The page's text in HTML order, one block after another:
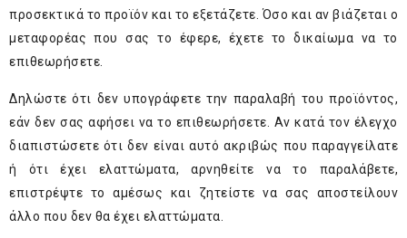
προσεκτικά το προϊόν και το εξετάζετε. Όσο και αν βιάζεται ο
μεταφορέας που σας το έφερε, έχετε το δικαίωμα να το
επιθεωρήσετε.
Δηλώστε ότι δεν υπογράφετε την παραλαβή του προϊόντος,
εάν δεν σας αφήσει να το επιθεωρήσετε. Αν κατά τον έλεγχο
διαπιστώσετε ότι δεν είναι αυτό ακριβώς που παραγγείλατε
ή ότι έχει ελαττώματα, αρνηθείτε να το παραλάβετε,
επιστρέψτε το αμέσως και ζητείστε να σας αποστείλουν
άλλο που δεν θα έχει ελαττώματα.